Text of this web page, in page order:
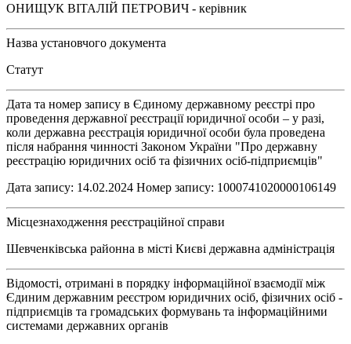
ОНИЩУК ВІТАЛІЙ ПЕТРОВИЧ - керівник
Назва установчого документа
Статут
Дата та номер запису в Єдиному державному реєстрі про
проведення державної реєстрації юридичної особи – у разі,
коли державна реєстрація юридичної особи була проведена
після набрання чинності Законом України "Про державну
реєстрацію юридичних осіб та фізичних осіб-підприємців"
Дата запису: 14.02.2024 Номер запису: 1000741020000106149
Місцезнаходження реєстраційної справи
Шевченківська районна в місті Києві державна адміністрація
Відомості, отримані в порядку інформаційної взаємодії між
Єдиним державним реєстром юридичних осіб, фізичних осіб -
підприємців та громадських формувань та інформаційними
системами державних органів